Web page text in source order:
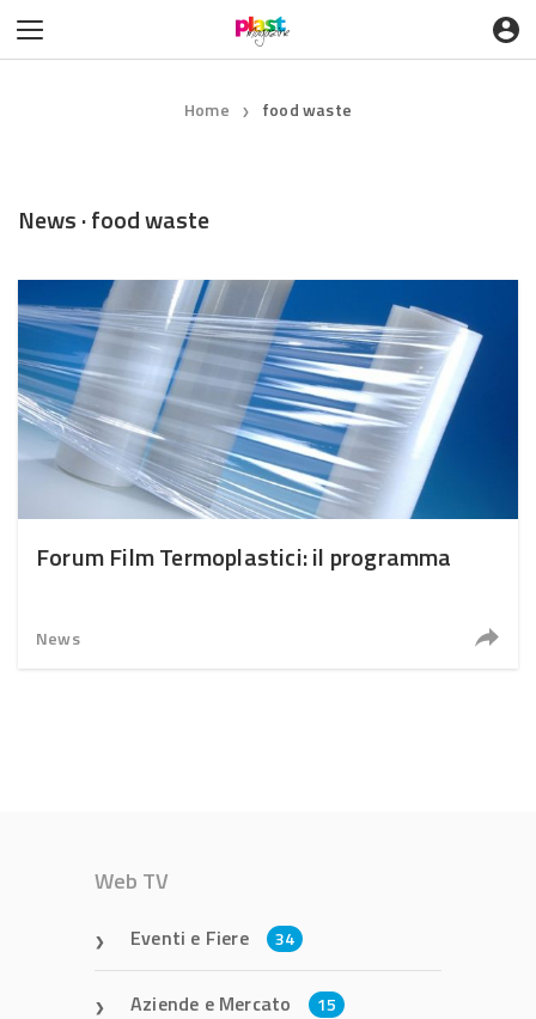
Home ❯ food waste
News · food waste
Forum Film Termoplastici: il programma
News
Web TV
Eventi e Fiere 34
Aziende e Mercato 15